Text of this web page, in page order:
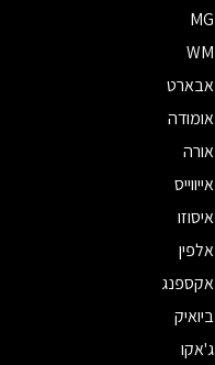
MG
WM
אבארט
אומודה
אורה
אייווייס
איסוזו
אלפין
אקספנג
ביואיק
ג'אקו